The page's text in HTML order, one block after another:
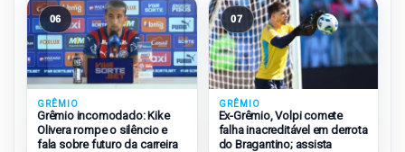
06
GRÊMIO
Grêmio incomodado: Kike
Olivera rompe o silêncio e
fala sobre futuro da carreira
07
GRÊMIO
Ex-Grêmio, Volpi comete
falha inacreditável em derrota
do Bragantino; assista